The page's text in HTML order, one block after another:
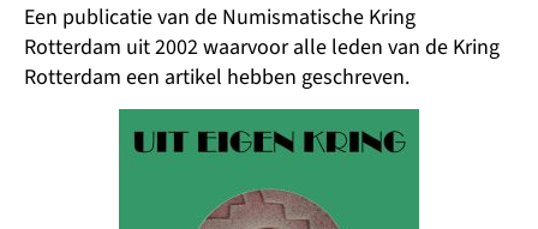
Een publicatie van de Numismatische Kring
Rotterdam uit 2002 waarvoor alle leden van de Kring
Rotterdam een artikel hebben geschreven.